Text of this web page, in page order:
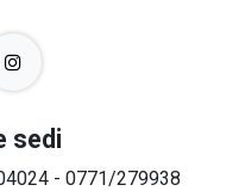
sedi
- 0771/279938